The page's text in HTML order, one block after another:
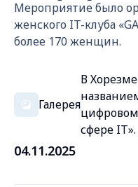
Мероприятие было
женского IT-клуба
более 170 женщин.
Галерея
В
сфере IT».
04.11.2025